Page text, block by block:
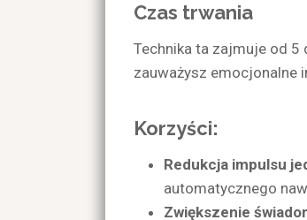
Czas trwania
Technika ta zajmuje od
zauważysz emocjonalne
Korzyści:
Redukcja impulsu
automatycznego
Zwiększenie